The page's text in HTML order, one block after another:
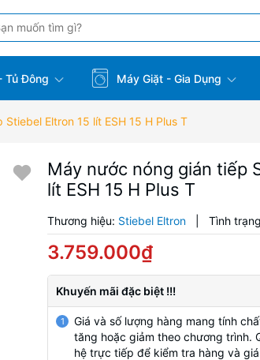
Tủ Đông Máy Giặt - Gia Dụng
Eltron 15 lít ESH 15 H Plus T
Máy nước nóng gián tiếp
lít ESH 15 H Plus T
Thương hiệu: Stiebel Eltron Tình
3.759.000₫
Khuyến mãi đặc biệt !!!
1
Giá và số lượng hàng mang tính
tăng hoặc giảm theo chương trình.
hệ trực tiếp để kiểm tra hàng và